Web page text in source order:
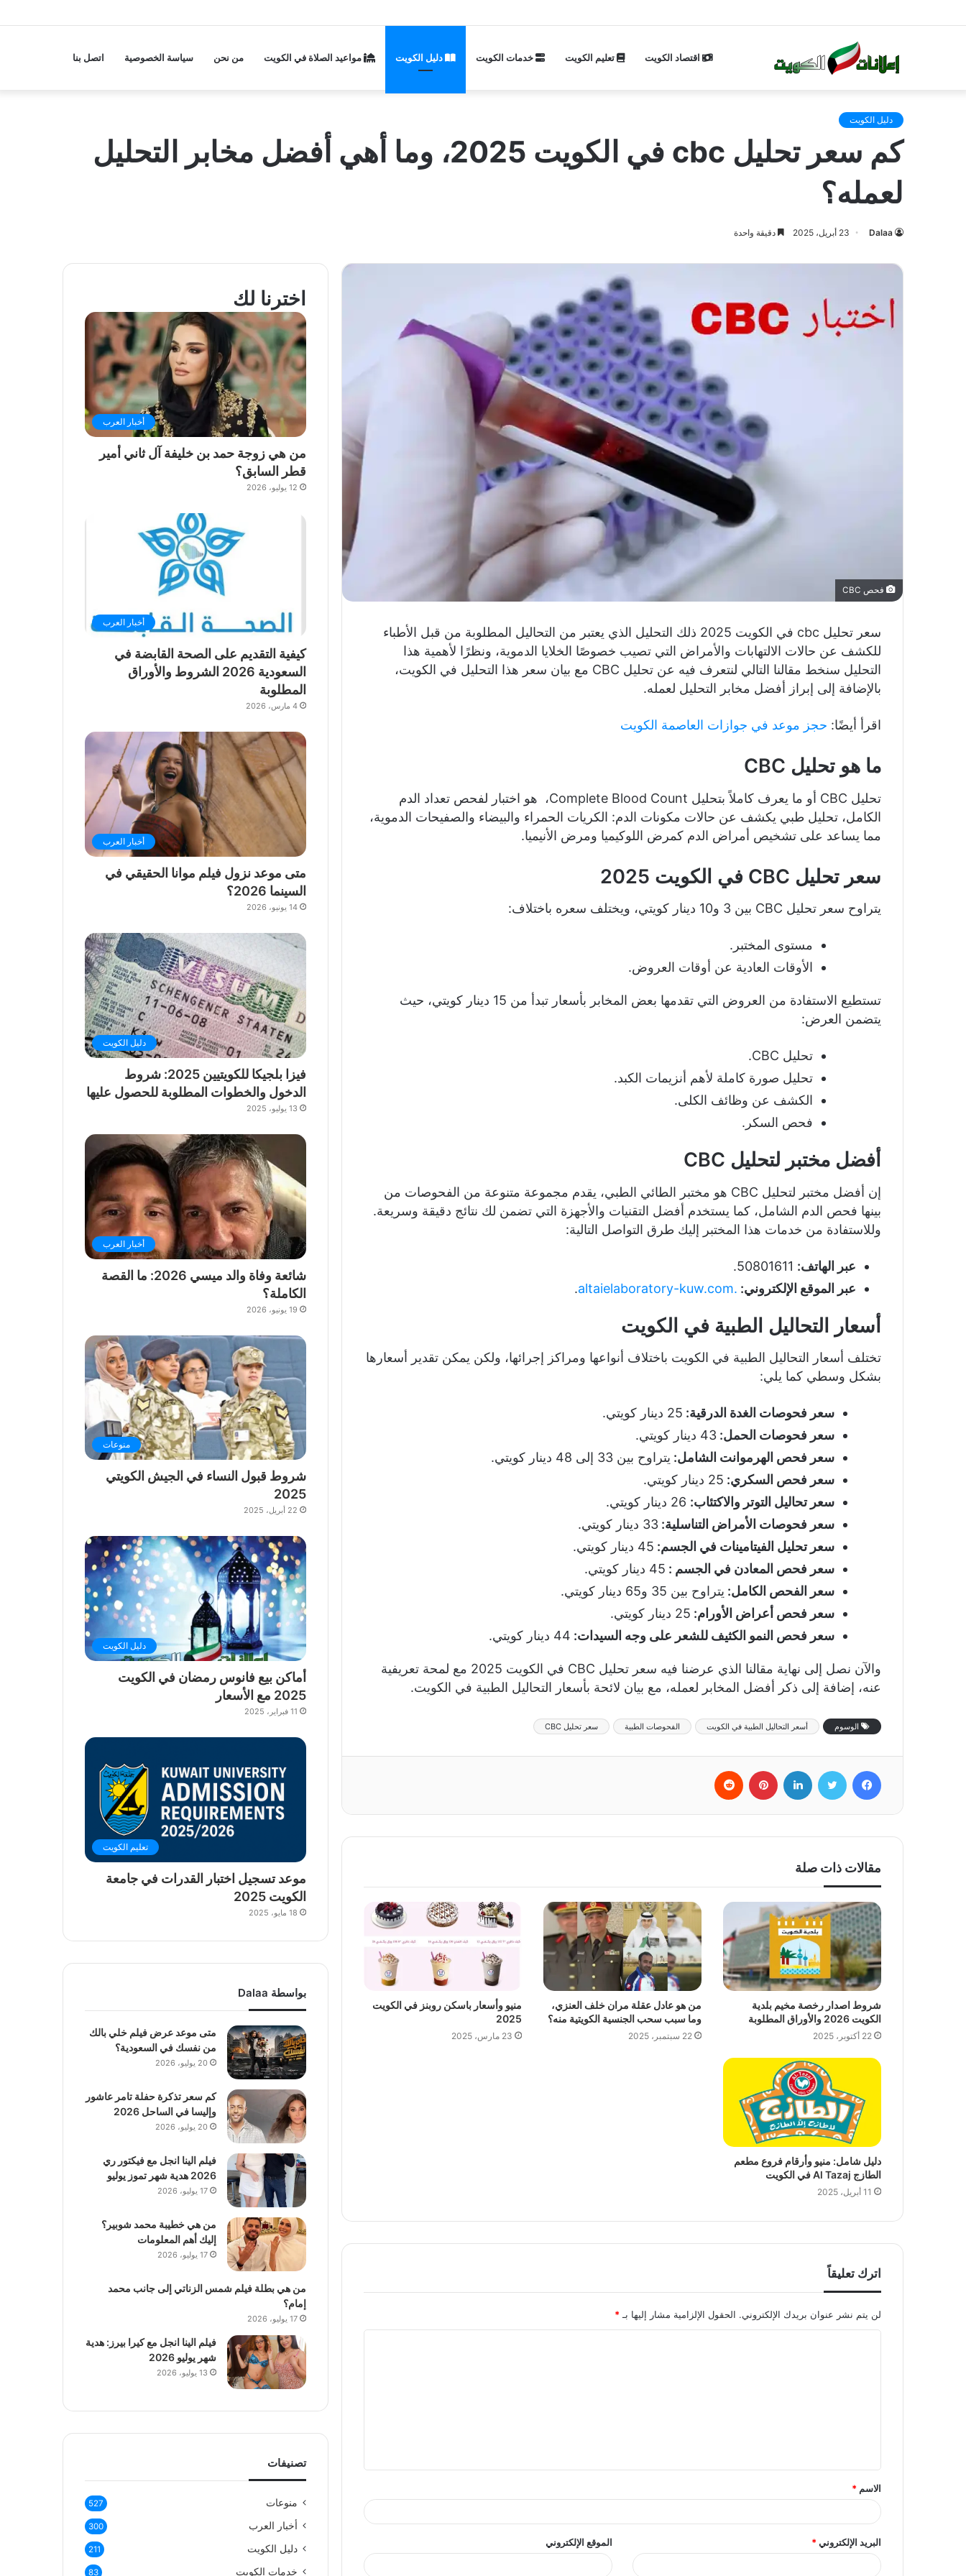
اقتصاد الكويت تعليم الكويت خدمات الكويت دليل الكويت مواعيد الصلاة في الكويت من نحن سياسة الخصوصية اتصل بنا
دليل الكويت
كم سعر تحليل cbc في الكويت 2025، وما أهي أفضل مخابر التحليل
لعمله؟
Dalaa 23 أبريل، 2025 دقيقة واحدة
فحص CBC
سعر تحليل cbc في الكويت 2025 ذلك التحليل الذي يعتبر من التحاليل المطلوبة من قبل الأطباء
للكشف عن حالات الالتهابات والأمراض التي تصيب خصوصًا الخلايا الدموية، ونظرًا لأهمية هذا
التحليل سنخط مقالنا التالي لنتعرف فيه عن تحليل CBC مع بيان سعر هذا التحليل في الكويت،
بالإضافة إلى إبراز أفضل مخابر التحليل لعمله.
اقرأ أيضًا: حجز موعد في جوازات العاصمة الكويت
ما هو تحليل CBC
تحليل CBC أو ما يعرف كاملاً بتحليل Complete Blood Count، هو اختبار لفحص تعداد الدم
الكامل، تحليل طبي يكشف عن حالات مكونات الدم: الكريات الحمراء والبيضاء والصفيحات الدموية،
مما يساعد على تشخيص أمراض الدم كمرض اللوكيميا ومرض الأنيميا.
سعر تحليل CBC في الكويت 2025
يتراوح سعر تحليل CBC بين 3 و10 دينار كويتي، ويختلف سعره باختلاف:
مستوى المختبر.
الأوقات العادية عن أوقات العروض.
تستطيع الاستفادة من العروض التي تقدمها بعض المخابر بأسعار تبدأ من 15 دينار كويتي، حيث
يتضمن العرض:
تحليل CBC.
تحليل صورة كاملة لأهم أنزيمات الكبد.
الكشف عن وظائف الكلى.
فحص السكر.
أفضل مختبر لتحليل CBC
إن أفضل مختبر لتحليل CBC هو مختبر الطائي الطبي، يقدم مجموعة متنوعة من الفحوصات من
بينها فحص الدم الشامل، كما يستخدم أفضل التقنيات والأجهزة التي تضمن لك نتائج دقيقة وسريعة.
وللاستفادة من خدمات هذا المختبر إليك طرق التواصل التالية:
عبر الهاتف:
عبر الموقع الإلكتروني: .altaielaboratory-kuw.com
.
أسعار التحاليل الطبية في الكويت
تختلف أسعار التحاليل الطبية في الكويت باختلاف أنواعها ومراكز إجرائها، ولكن يمكن تقدير أسعارها
بشكل وسطي كما يلي:
سعر فحوصات الغدة الدرقية: 25 دينار كويتي.
سعر فحوصات الحمل: 43 دينار كويتي.
سعر فحص الهرموانت الشامل: يتراوح بين 33 إلى 48 دينار كويتي.
سعر فحص السكري: 25 دينار كويتي.
سعر تحاليل التوتر والاكتئاب:
سعر فحوصات الأمراض التناسلية: 33 دينار كويتي.
سعر تحليل الفيتامينات في الجسم: 45 دينار كويتي.
سعر فحص المعادن في الجسم : 45 دينار كويتي.
سعر الفحص الكامل: يتراوح بين 35 و65 دينار كويتي.
سعر فحص أعراض الأورام: 25 دينار كويتي.
سعر فحص النمو الكثيف للشعر على وجه السيدات: 44 دينار كويتي.
والآن نصل إلى نهاية مقالنا الذي عرضنا فيه سعر تحليل CBC في الكويت 2025 مع لمحة تعريفية
عنه، إضافة إلى ذكر أفضل المخابر لعمله، مع بيان لائحة بأسعار التحاليل الطبية في الكويت.
الوسوم أسعر التحاليل الطبية في الكويت الفحوصات الطبية سعر تحليل CBC
مقالات ذات صلة
شروط اصدار رخصة مخيم بلدية
الكويت 2026 والأوراق المطلوبة
22 أكتوبر، 2025
من هو عادل عقلة مران خلف العنزي،
وما سبب سحب الجنسية الكويتية منه؟
22 سبتمبر، 2025
منيو وأسعار باسكن روبنز في الكويت
2025
23 مارس، 2025
دليل شامل: منيو وأرقام فروع مطعم
الطازج Al Tazaj في الكويت
11 أبريل، 2025
اترك تعليقاً
لن يتم نشر عنوان بريدك الإلكتروني. الحقول الإلزامية مشار إليها بـ *
ق
*
الاسم *
البريد الإلكتروني* الموقع الإلكتروني
اخترنا لك
أخبار العرب
من هي زوجة حمد بن خليفة آل ثاني أمير
قطر السابق؟
12 يوليو، 2026
أخبار العرب
كيفية التقديم على الصحة القابضة في
السعودية 2026 الشروط والأوراق
المطلوبة
4 مارس، 2026
أخبار العرب
متى موعد نزول فيلم موانا الحقيقي في
السينما 2026؟
14 يونيو، 2026
دليل الكويت
فيزا بلجيكا للكويتيين 2025: شروط
الدخول والخطوات المطلوبة للحصول عليها
13 يوليو، 2025
أخبار العرب
شائعة وفاة والد ميسي 2026: ما القصة
الكاملة؟
19 يونيو، 2026
منوعات
شروط قبول النساء في الجيش الكويتي
2025
22 أبريل، 2025
دليل الكويت
أماكن بيع فانوس رمضان في الكويت
2025 مع الأسعار
11 فبراير، 2025
تعليم الكويت
موعد تسجيل اختبار القدرات في جامعة
الكويت 2025
18 مايو، 2025
بواسطة Dalaa
متى موعد عرض فيلم خلي بالك
من نفسك في السعودية؟
20 يوليو، 2026
كم سعر تذكرة حفلة تامر عاشور
وإليسا في الساحل 2026
20 يوليو، 2026
فيلم الينا انجل مع فيكتور ري
2026 هدية شهر تموز يوليو
17 يوليو، 2026
من هي خطيبة محمد شوبير؟
إليك أهم المعلومات
17 يوليو، 2026
من هي بطلة فيلم شمس الزناتي إلى جانب محمد
إمام؟
17 يوليو، 2026
فيلم الينا انجل مع كيرا بيرز: هدية
شهر يوليو 2026
13 يوليو، 2026
تصنيفات
منوعات 527
أخبار العرب 300
دليل الكويت 211
خدمات الكويت 83